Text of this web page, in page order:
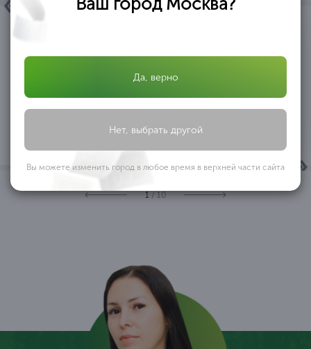
«АФРИКАНТОВА И ПАРТНЕРЫ» ООО «АФРИКАНТОВА И
ПАРТНЕРЫ» в лице директора Африкантовой Александры
Ивановны, действующей на основании Устава, выражает
благодарность ООО ОБРАЗОВАТЕЛЬНЫЙ ЦЕНТР
1/ 10
Да, верно
Нет, выбрать другой
Вы можете изменить город в любое время в верхней части сайта